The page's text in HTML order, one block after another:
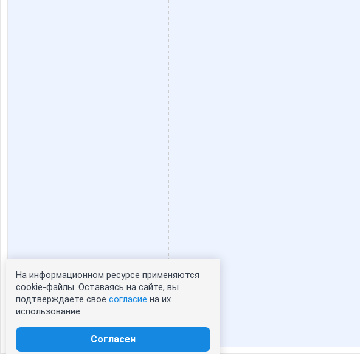
Статистика портрета:
сейчас просматривают портрет - 0
зарегистрированные пользователи
На информационном ресурсе применяются
cookie-файлы. Оставаясь на сайте, вы
подтверждаете свое согласие на их
использование.
Согласен